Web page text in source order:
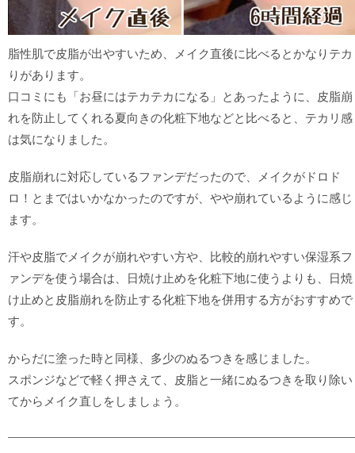
脂性肌で皮脂が出やすいため、メイク直後に比べるとかなりテカ
りがあります。
口コミにも「お昼にはテカテカになる」とあったように、皮脂崩
れを防止してくれる夏向きの化粧下地などと比べると、テカリ感
は気になりました。
皮脂崩れに対応しているファンデだったので、メイクがドロド
ロ！とまではいかなかったのですが、やや崩れているように感じ
ます。
汗や皮脂でメイクが崩れやすい方や、比較的崩れやすい保湿系フ
ァンデを使う場合は、日焼け止めを化粧下地に使うよりも、日焼
け止めと皮脂崩れを防止する化粧下地を併用する方がおすすめで
す。
からだに塗った時と同様、多少のぬるつきを感じました。
スポンジなどで軽く押さえて、皮脂と一緒にぬるつきを取り除い
てからメイク直しをしましょう。